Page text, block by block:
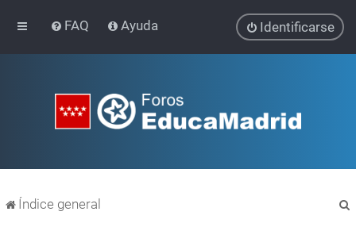
FAQ Ayuda Identificarse
Índice general